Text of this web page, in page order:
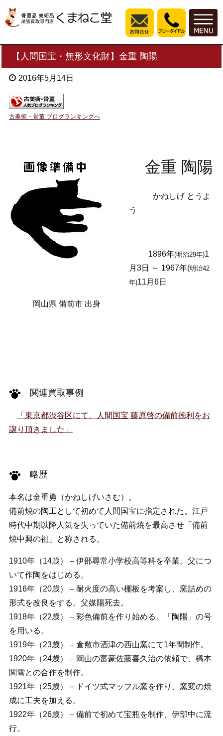
【人間国宝・無形文化財】金重 陶陽
2016年5月14日
古美術・骨董 ブログランキングへ
金重 陶陽
かねしげ とうよ
う
1896年(明治29年)1
月3日 ～ 1967年(明治42
年)11月6日
岡山県 備前市 出身
関連買取事例
「東京都渋谷区にて、人間国宝 藤原啓の備前徳利をお
譲り頂きました」
略歴
本名は金重勇（かねしげいさむ）。
備前焼の陶工として初めて人間国宝に指定された。江戸
時代中期以降人気を失っていた備前焼を最高させ「備前
焼中興の祖」と称される。
1910年（14歳） – 伊部尋常小学校高等科を卒業。父につ
いて作陶をはじめる。
1916年（20歳） – 耐火度の高い棚板を考案し、窯詰めの
形式を改良をする。父媒陽死去。
1918年（22歳） – 彩色備前を作り始める。「陶陽」の号
を用いる。
1919年（23歳） – 倉敷市酒津の西山窯にて1年間制作。
1920年（24歳） – 岡山の富豪佐藤喜久治の依頼で、橋本
関雪との合作を制作。
1921年（25歳） – ドイツ式マッフル窯を作り、窯変の焼
成に工夫を加える。
1922年（26歳） – 備前で初めて宝瓶を制作、伊部中に流
行。